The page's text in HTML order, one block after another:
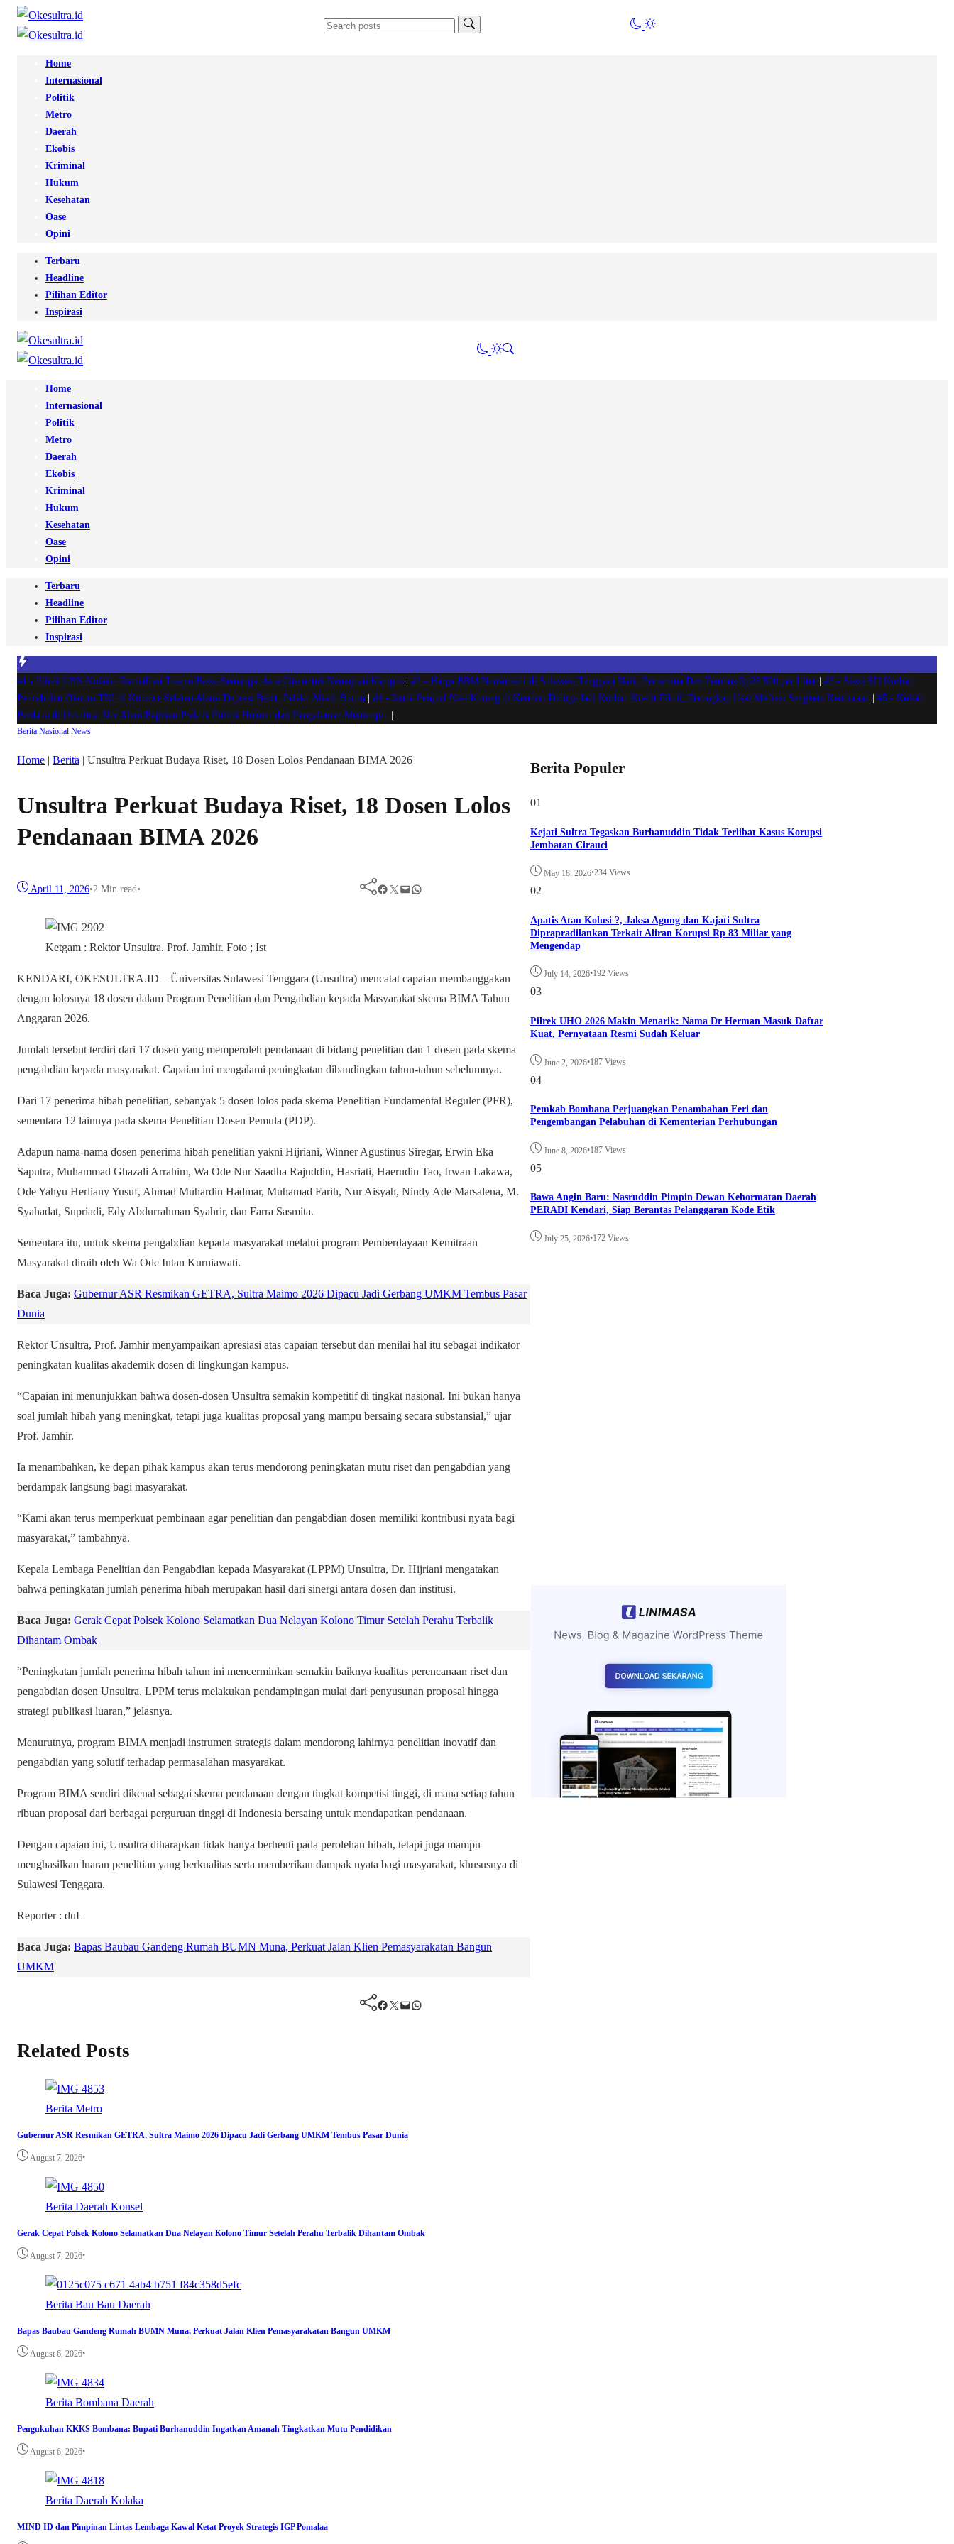
Home
Internasional
Politik
Metro
Daerah
Ekobis
Kriminal
Hukum
Kesehatan
Oase
Opini
Terbaru
Headline
Pilihan Editor
Inspirasi
Home
Internasional
Politik
Metro
Daerah
Ekobis
Kriminal
Hukum
Kesehatan
Oase
Opini
Terbaru
Headline
Pilihan Editor
Inspirasi
#1 - Pilrek USN Kolaka: Ramadhan Tosepu Bawa Semangat Asta Cita untuk Kemajuan Kampus #2 - Harga BBM Nonsubsidi di Sulawesi Tenggara Naik, Pertamina Dex Tembus Rp28.500 per Liter #3 - Siswi SD Korban
Pencabulan Oknum TNI di Konawe Selatan Alami Depresi Berat, Pelaku Masih Buron
#4 - Janda Penjual Nasi Kuning di Kendari Diduga Jadi Korban Kredit Fiktif, Terungkap Usai Mediasi Sengketa Kendaraan #5 - Kuliah
Perdana di Unsultra, Nur Alam Bagikan Praktik Politik Hukum dari Pengalaman Memimpin
Berita Nasional News
Home | Berita | Unsultra Perkuat Budaya Riset, 18 Dosen Lolos Pendanaan BIMA 2026
Unsultra Perkuat Budaya Riset, 18 Dosen Lolos
Pendanaan BIMA 2026
April 11, 2026•2 Min read• Facebook Twitter Mail WhatsApp
Ketgam : Rektor Unsultra. Prof. Jamhir. Foto ; Ist
KENDARI, OKESULTRA.ID – Üniversitas Sulawesi Tenggara (Unsultra) mencatat capaian membanggakan
dengan lolosnya 18 dosen dalam Program Penelitian dan Pengabdian kepada Masyarakat skema BIMA Tahun
Anggaran 2026.
Jumlah tersebut terdiri dari 17 dosen yang memperoleh pendanaan di bidang penelitian dan 1 dosen pada skema
pengabdian kepada masyarakat. Capaian ini mengalami peningkatan dibandingkan tahun-tahun sebelumnya.
Dari 17 penerima hibah penelitian, sebanyak 5 dosen lolos pada skema Penelitian Fundamental Reguler (PFR),
sementara 12 lainnya pada skema Penelitian Dosen Pemula (PDP).
Adapun nama-nama dosen penerima hibah penelitian yakni Hijriani, Winner Agustinus Siregar, Erwin Eka
Saputra, Muhammad Ghazali Arrahim, Wa Ode Nur Saadha Rajuddin, Hasriati, Haerudin Tao, Irwan Lakawa,
Ode Yahyu Herliany Yusuf, Ahmad Muhardin Hadmar, Muhamad Farih, Nur Aisyah, Nindy Ade Marsalena, M.
Syahadat, Supriadi, Edy Abdurrahman Syahrir, dan Farra Sasmita.
Sementara itu, untuk skema pengabdian kepada masyarakat melalui program Pemberdayaan Kemitraan
Masyarakat diraih oleh Wa Ode Intan Kurniawati.
Baca Juga: Gubernur ASR Resmikan GETRA, Sultra Maimo 2026 Dipacu Jadi Gerbang UMKM Tembus Pasar
Dunia
Rektor Unsultra, Prof. Jamhir menyampaikan apresiasi atas capaian tersebut dan menilai hal itu sebagai indikator
peningkatan kualitas akademik dosen di lingkungan kampus.
“Capaian ini menunjukkan bahwa dosen-dosen Unsultra semakin kompetitif di tingkat nasional. Ini bukan hanya
soal jumlah hibah yang meningkat, tetapi juga kualitas proposal yang mampu bersaing secara substansial,” ujar
Prof. Jamhir.
Ia menambahkan, ke depan pihak kampus akan terus mendorong peningkatan mutu riset dan pengabdian yang
berdampak langsung bagi masyarakat.
“Kami akan terus memperkuat pembinaan agar penelitian dan pengabdian dosen memiliki kontribusi nyata bagi
masyarakat,” tambahnya.
Kepala Lembaga Penelitian dan Pengabdian kepada Masyarakat (LPPM) Unsultra, Dr. Hijriani mengatakan
bahwa peningkatan jumlah penerima hibah merupakan hasil dari sinergi antara dosen dan institusi.
Baca Juga: Gerak Cepat Polsek Kolono Selamatkan Dua Nelayan Kolono Timur Setelah Perahu Terbalik
Dihantam Ombak
“Peningkatan jumlah penerima hibah tahun ini mencerminkan semakin baiknya kualitas perencanaan riset dan
pengabdian dosen Unsultra. LPPM terus melakukan pendampingan mulai dari penyusunan proposal hingga
strategi publikasi luaran,” jelasnya.
Menurutnya, program BIMA menjadi instrumen strategis dalam mendorong lahirnya penelitian inovatif dan
pengabdian yang solutif terhadap permasalahan masyarakat.
Program BIMA sendiri dikenal sebagai skema pendanaan dengan tingkat kompetisi tinggi, di mana setiap tahun
ribuan proposal dari berbagai perguruan tinggi di Indonesia bersaing untuk mendapatkan pendanaan.
Dengan capaian ini, Unsultra diharapkan tidak hanya berhenti pada perolehan hibah, tetapi juga mampu
menghasilkan luaran penelitian yang berkualitas serta memberikan dampak nyata bagi masyarakat, khususnya di
Sulawesi Tenggara.
Reporter : duL
Baca Juga: Bapas Baubau Gandeng Rumah BUMN Muna, Perkuat Jalan Klien Pemasyarakatan Bangun
UMKM
Facebook Twitter Mail WhatsApp
Related Posts
Berita Metro
Gubernur ASR Resmikan GETRA, Sultra Maimo 2026 Dipacu Jadi Gerbang UMKM Tembus Pasar Dunia
August 7, 2026•
Berita Daerah Konsel
Gerak Cepat Polsek Kolono Selamatkan Dua Nelayan Kolono Timur Setelah Perahu Terbalik Dihantam Ombak
August 7, 2026•
Berita Bau Bau Daerah
Bapas Baubau Gandeng Rumah BUMN Muna, Perkuat Jalan Klien Pemasyarakatan Bangun UMKM
August 6, 2026•
Berita Bombana Daerah
Pengukuhan KKKS Bombana: Bupati Burhanuddin Ingatkan Amanah Tingkatkan Mutu Pendidikan
August 6, 2026•
Berita Daerah Kolaka
MIND ID dan Pimpinan Lintas Lembaga Kawal Ketat Proyek Strategis IGP Pomalaa
Berita Populer
01
Kejati Sultra Tegaskan Burhanuddin Tidak Terlibat Kasus Korupsi
Jembatan Cirauci
May 18, 2026•234 Views
02
Apatis Atau Kolusi ?, Jaksa Agung dan Kajati Sultra
Diprapradilankan Terkait Aliran Korupsi Rp 83 Miliar yang
Mengendap
July 14, 2026•192 Views
03
Pilrek UHO 2026 Makin Menarik: Nama Dr Herman Masuk Daftar
Kuat, Pernyataan Resmi Sudah Keluar
June 2, 2026•187 Views
04
Pemkab Bombana Perjuangkan Penambahan Feri dan
Pengembangan Pelabuhan di Kementerian Perhubungan
June 8, 2026•187 Views
05
Bawa Angin Baru: Nasruddin Pimpin Dewan Kehormatan Daerah
PERADI Kendari, Siap Berantas Pelanggaran Kode Etik
July 25, 2026•172 Views